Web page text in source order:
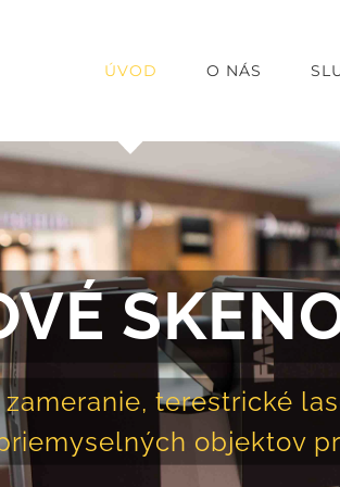
ÚVOD O NÁS
terestrické
objektov